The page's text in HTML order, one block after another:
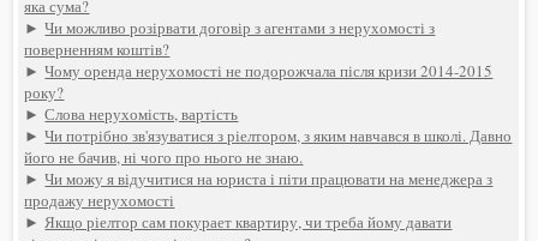
яка сума?
►Чи можливо розірвати договір з агентами з нерухомості з
поверненням коштів?
►Чому оренда нерухомості не подорожчала після кризи 2014-2015
року?
►Слова нерухомість, вартість
►Чи потрібно зв'язуватися з ріелтором, з яким навчався в школі. Давно
його не бачив, ні чого про нього не знаю.
►Чи можу я відучитися на юриста і піти працювати на менеджера з
продажу нерухомості
►Якщо ріелтор сам покурает квартиру, чи треба йому давати